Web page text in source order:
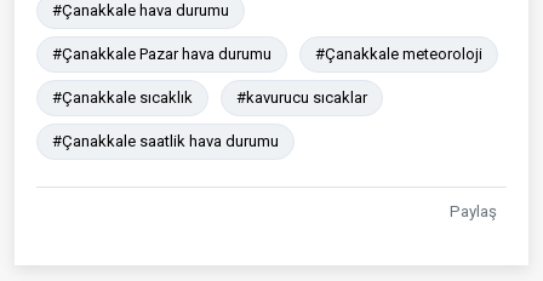
#Çanakkale hava durumu
#Çanakkale Pazar hava durumu #Çanakkale meteoroloji
#Çanakkale sıcaklık #kavurucu sıcaklar
#Çanakkale saatlik hava durumu
Paylaş